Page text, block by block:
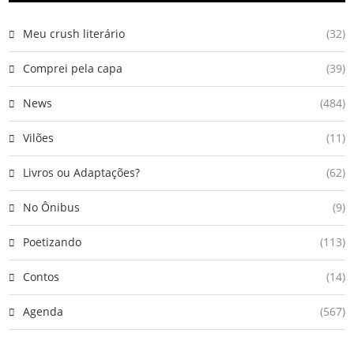
Meu crush literário (32)
Comprei pela capa (39)
News (484)
Vilões (11)
Livros ou Adaptações? (62)
No Ônibus (9)
Poetizando (113)
Contos (14)
Agenda (567)